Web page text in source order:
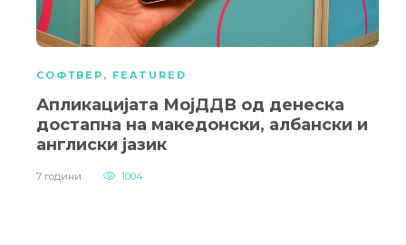
СОФТВЕР , FEATURED
Апликацијата МојДДВ од денеска
достапна на македонски, албански и
англиски јазик
7 години 1004